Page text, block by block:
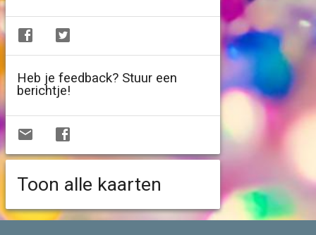
Heb je feedback? Stuur een
berichtje!
Toon alle kaarten